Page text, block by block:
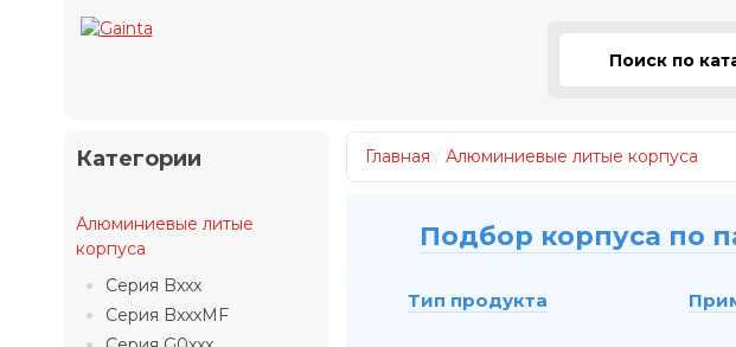
Категории
Алюминиевые литые
корпуса
Серия Bxxx
Серия BxxxMF
Главная Алюминиевые литые корпуса
Подбор корпуса по
Тип продукта